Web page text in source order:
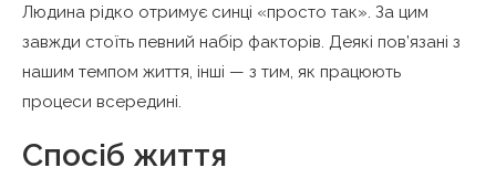
Людина рідко отримує синці «просто так». За цим
завжди стоїть певний набір факторів. Деякі пов’язані з
нашим темпом життя, інші — з тим, як працюють
процеси всередині.
Спосіб життя